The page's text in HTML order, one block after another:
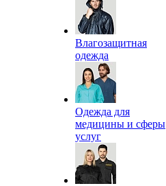
Влагозащитная
одежда
Одежда для
медицины и сферы
услуг